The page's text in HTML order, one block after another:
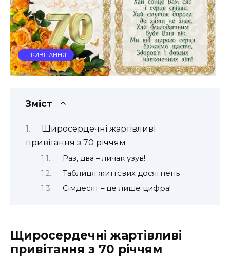
ПРИВІТАННЯ
Зміст
Щиросердечні жартівливі
привітання з 70 річчям
Раз, два – личак узув!
Таблиця життєвих досягнень
Сімдесят – це лише цифра!
Щиросердечні жартівливі
привітання з 70 річчям